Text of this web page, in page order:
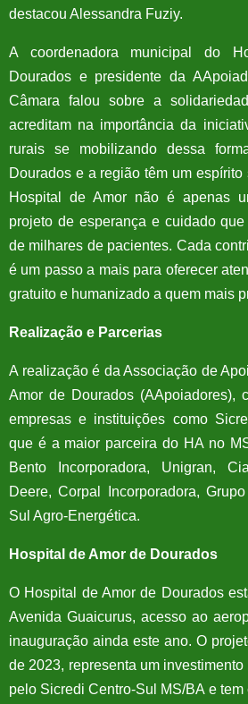
destacou Alessandra Fuziy.
A coordenadora municipal do
Dourados e presidente da
Câmara falou sobre a
acreditam na importância da
rurais se mobilizando dessa
Dourados e a região têm um
Hospital de Amor não é apenas
projeto de esperança e cuidado
de milhares de pacientes. Cada
é um passo a mais para oferecer
gratuito e humanizado a quem mais
Realização e Parcerias
A realização é da Associação de
Amor de Dourados (AApoiadores),
empresas e instituições como
que é a maior parceira do HA no
Bento Incorporadora, Unigran,
Deere, Corpal Incorporadora,
Sul Agro-Energética.
Hospital de Amor de Dourados
O Hospital de Amor de Dourados
Avenida Guaicurus, acesso ao
inauguração ainda este ano. O
de 2023, representa um
pelo Sicredi Centro-Sul MS/BA e